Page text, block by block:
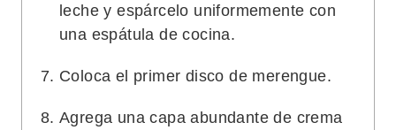
leche y espárcelo uniformemente con
una espátula de cocina.
Coloca el primer disco de merengue.
Agrega una capa abundante de crema